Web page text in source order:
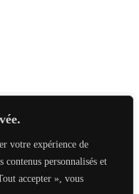
votre expérience de
personnalisés et
accepter », vous